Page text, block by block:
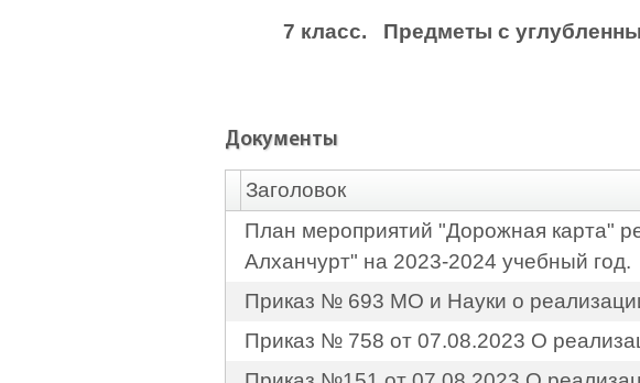
7 класс. Предметы с
Документы
Заголовок
План мероприятий "Дорожная карта"
Алханчурт" на 2023-2024 учебный год.
Приказ № 693 МО и Науки о
Приказ № 758 от 07.08.2023 О